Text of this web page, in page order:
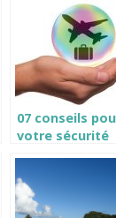
tentent
d’investir pour
obtenir un
passeport
étranger ?
07 conseils
votre sécurité